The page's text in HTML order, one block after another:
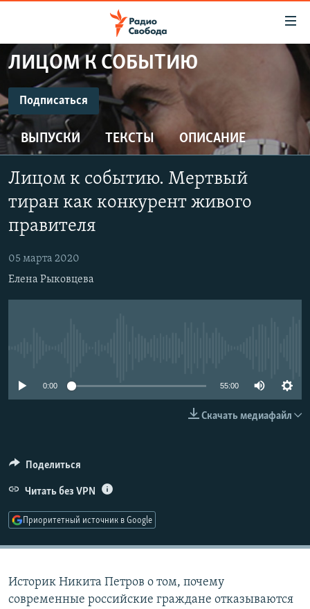
упрощенного
доступа
Вернуться
к
основному
содержанию
Вернутся
главной
навигации
поиску
ПРОГРАММЫ
ПОДКАСТЫ
АВТОРСКИЕ ПРОЕКТЫ
ЦИТАТЫ СВОБОДЫ
МНЕНИЯ
КУЛЬТУРА
IDEL.РЕАЛИИ
СЕВЕР.РЕАЛИИ
СИБИРЬ.РЕАЛИИ
СОЦИАЛЬНЫЕ СЕТИ
ЛИЦОМ К СОБЫТИЮ
Подписаться
ПОДПИСАТЬСЯ
Подписаться
ВЫПУСКИ ТЕКСТЫ ОПИСАНИЕ
Лицом к событию. Мертвый
тиран как конкурент живого
правителя
05 марта 2020
Елена Рыковцева
0:00 55:00
Скачать медиафайл
Поделиться
Читать без VPN
Приоритетный источник в Google
Историк Никита Петров о том, почему
современные российские граждане отказываются